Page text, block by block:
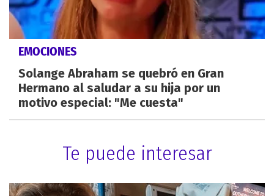
EMOCIONES
Solange Abraham se quebró en Gran
Hermano al saludar a su hija por un
motivo especial: "Me cuesta"
Te puede interesar